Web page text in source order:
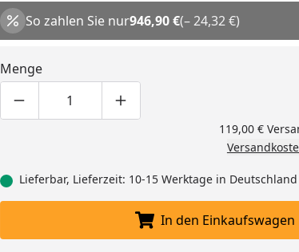
So zahlen Sie nur946,90 €(– 24,32 €)
Menge
Produktmenge um eins verringern
Produktmenge manuell eingeben
Produktmenge um eins
119,00 €
Lieferbar, Lieferzeit: 10-15 Werktage in Deutschland
In den
In den Einkaufswagen